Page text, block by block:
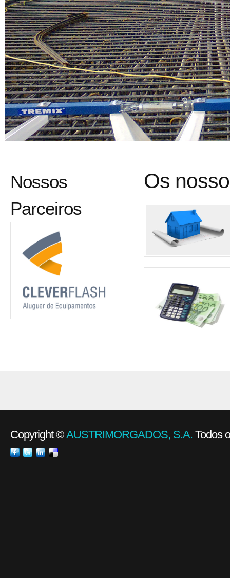
Nossos
Parceiros
Os
Copyright ©AUSTRIMORGADOS, S.A. Todos